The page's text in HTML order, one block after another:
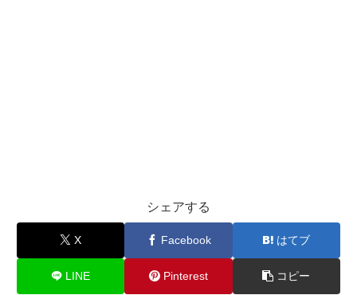
シェアする
X Facebook はてブ
LINE Pinterest コピー